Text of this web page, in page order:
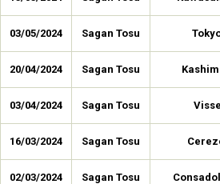
03/05/2024 Sagan Tosu
20/04/2024 Sagan Tosu
03/04/2024 Sagan Tosu
16/03/2024 Sagan Tosu
02/03/2024 Sagan Tosu